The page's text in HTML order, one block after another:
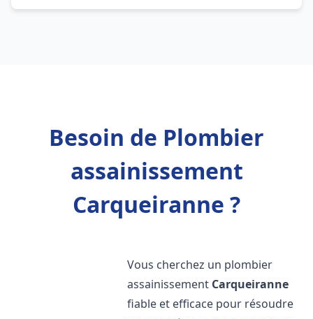
Besoin de Plombier
assainissement
Carqueiranne ?
Vous cherchez un plombier
assainissement Carqueiranne
fiable et efficace pour résoudre